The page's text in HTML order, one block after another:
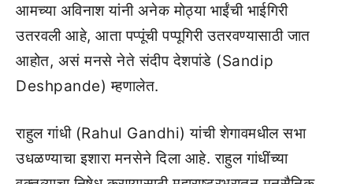
आमच्या अविनाश यांनी अनेक मोठ्या भाईंची भाईगिरी
उतरवली आहे, आता पप्पूंची पप्पूगिरी उतरवण्यासाठी जात
आहोत, असं मनसे नेते संदीप देशपांडे (Sandip
Deshpande) म्हणालेत.
राहुल गांधी (Rahul Gandhi) यांची शेगावमधील सभा
उधळण्याचा इशारा मनसेने दिला आहे. राहुल गांधींच्या